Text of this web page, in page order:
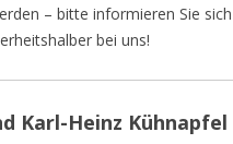
– bitte informieren Sie
bei uns!
Karl-Heinz Kühnapfel